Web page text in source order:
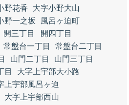
野花香
大字小野大山
野一之坂
風呂ヶ迫町
開三丁目
開四丁目
常盤台一丁目
常盤台二丁目
山門二丁目
山門三丁目
目
大字上宇部大小路
上宇部風呂ヶ迫
大字上宇部西山